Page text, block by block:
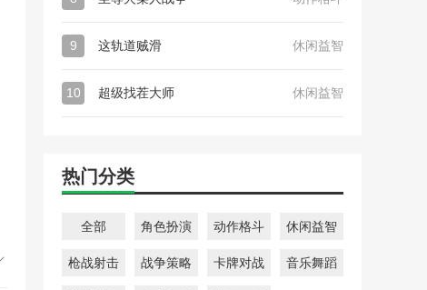
9 这轨道贼滑 休闲益智
10 超级找茬大师 休闲益智
热门分类
全部 角色扮演 动作格斗 休闲益智
枪战射击 战争策略 卡牌对战 音乐舞蹈